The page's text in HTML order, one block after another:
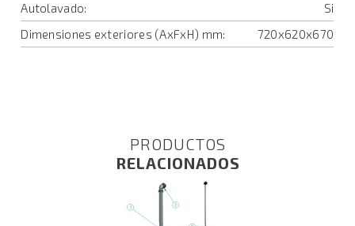
Autolavado:
Si
Dimensiones exteriores (AxFxH) mm:
720x620x670
PRODUCTOS
RELACIONADOS